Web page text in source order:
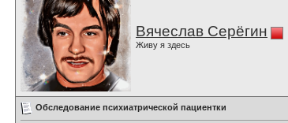
Вячеслав Серёгин
Живу я здесь
Обследование психиатрической пациентки